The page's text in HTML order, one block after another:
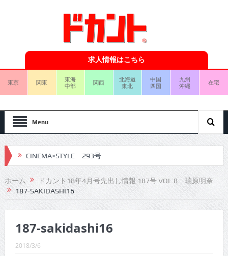
求人情報はこちら
東京 関東
東海
中部
関西
北海道
東北
中国
四国
九州
沖縄
在宅
Menu
CINEMA×STYLE 293号
CINEMA×STYLE 292号
CINEMA×STYLE 291号
CINEMA×STYLE 289号
ホーム
ドカント18年4月号先出し情報 187号 VOL.8 瑞原明奈
187-SAKIDASHI16
187-sakidashi16
2018/3/6